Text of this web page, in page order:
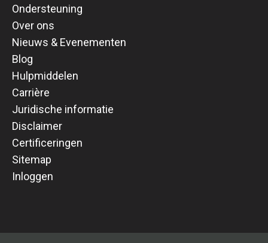
Ondersteuning
Over ons
Nieuws & Evenementen
Blog
Hulpmiddelen
Carrière
Juridische informatie
Disclaimer
Certificeringen
Sitemap
Inloggen